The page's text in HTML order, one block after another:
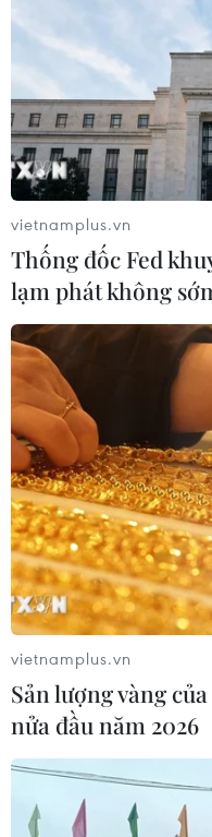
Châu Phi ghi
COVID-19
28/08/2020 23:57
Nếu tính theo tỷ lệ tử
nước có tỷ lệ cao hơn
3,4%, nhưng tỷ lệ của
vietnamplus.vn
Thống đốc Fed
lạm phát không
vietnamplus.vn
Sản lượng vàng
nửa đầu năm 2026